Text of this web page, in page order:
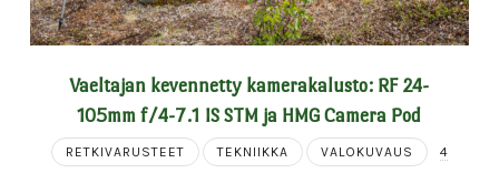
Vaeltajan kevennetty kamerakalusto: RF 24-
105mm f/4-7.1 IS STM ja HMG Camera Pod
RETKIVARUSTEET TEKNIIKKA VALOKUVAUS
4